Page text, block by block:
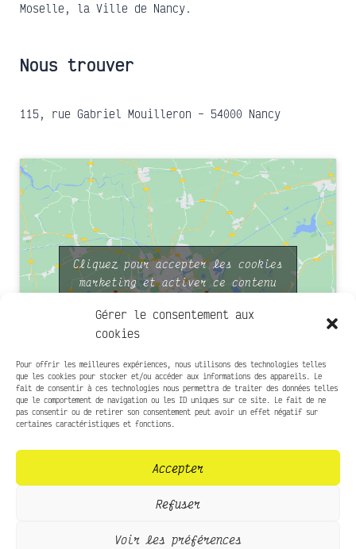
Gérer le consentement aux
cookies
Pour offrir les meilleures expériences, nous utilisons des technologies telles
que les cookies pour stocker et/ou accéder aux informations des appareils. Le
fait de consentir à ces technologies nous permettra de traiter des données telles
que le comportement de navigation ou les ID uniques sur ce site. Le fait de ne
pas consentir ou de retirer son consentement peut avoir un effet négatif sur
certaines caractéristiques et fonctions.
Accepter
Refuser
Voir les préférences
Moselle, la Ville de Nancy.
Nous trouver
115, rue Gabriel Mouilleron – 54000 Nancy
Cliquez pour accepter les cookies
marketing et activer ce contenu
Infos pratiques